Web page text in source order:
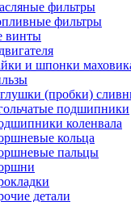
фильтры
фильтры
винты
и шпонки
(пробки)
подшипники
коленвала
кольца
пальцы
детали